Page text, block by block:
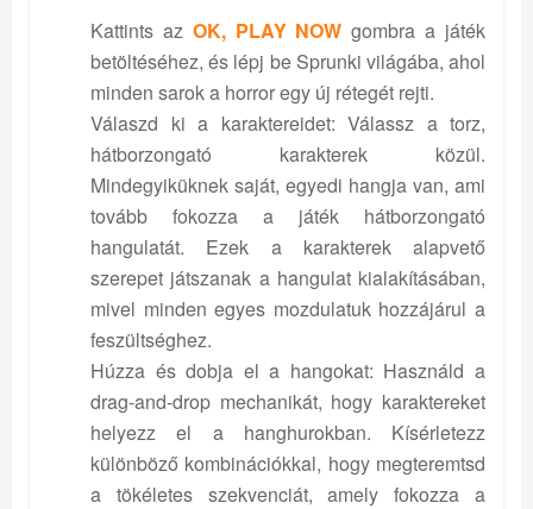
Kattints az OK, PLAY NOW gombra a játék
betöltéséhez, és lépj be Sprunki világába, ahol
minden sarok a horror egy új rétegét rejti.
Válaszd ki a karaktereidet: Válassz a torz,
hátborzongató karakterek közül.
Mindegyiküknek saját, egyedi hangja van, ami
tovább fokozza a játék hátborzongató
hangulatát. Ezek a karakterek alapvető
szerepet játszanak a hangulat kialakításában,
mivel minden egyes mozdulatuk hozzájárul a
feszültséghez.
Húzza és dobja el a hangokat: Használd a
drag-and-drop mechanikát, hogy karaktereket
helyezz el a hanghurokban. Kísérletezz
különböző kombinációkkal, hogy megteremtsd
a tökéletes szekvenciát, amely fokozza a